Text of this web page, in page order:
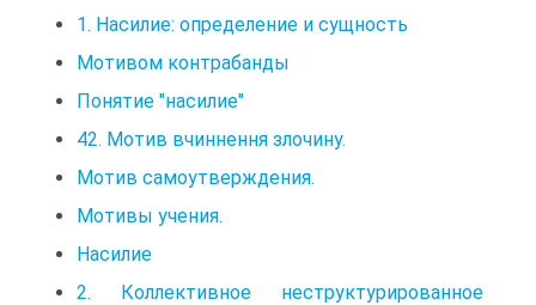
1. Насилие: определение и сущность
Мотивом контрабанды
Понятие "насилие"
42. Мотив вчиннення злочину.
Мотив самоутверждения.
Мотивы учения.
Насилие
2. Коллективное неструктурированное